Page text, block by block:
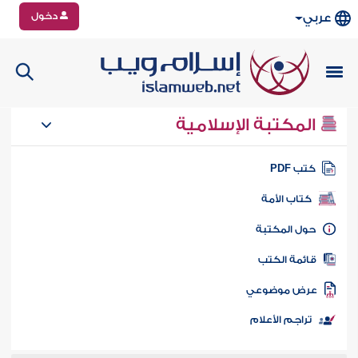
عربي دخول
المكتبة الإسلامية
كتب PDF
كتاب الأمة
المكتبة
الكتب
موضوعي